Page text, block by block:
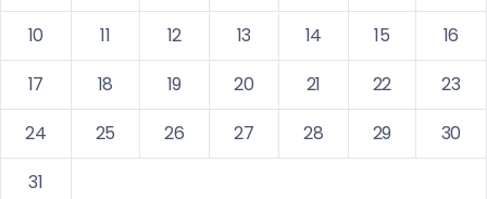
10
11 12 13 14 15
16
17
18 19 20 21 22
23
24
25 26 27 28 29
30
31